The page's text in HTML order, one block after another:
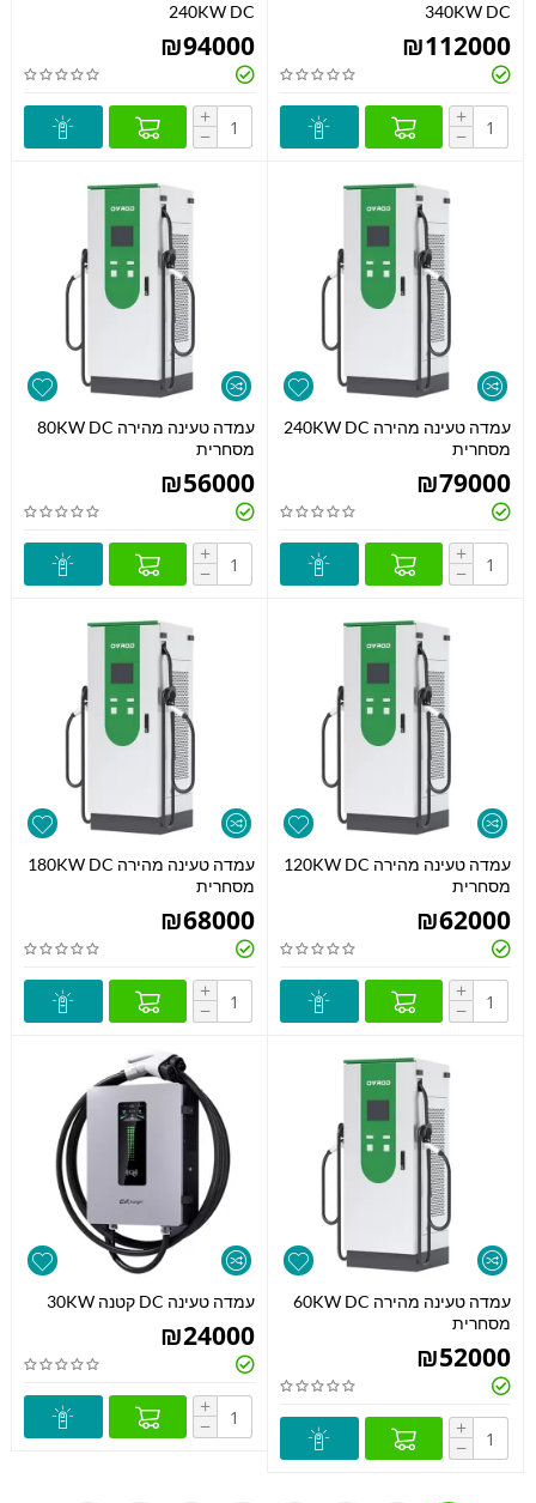
340KW DC
₪112000
+
−
240KW DC
₪94000
+
−
עמדה טעינה מהירה 240KW DC
מסחרית
₪79000
+
−
עמדה טעינה מהירה 80KW DC
מסחרית
₪56000
+
−
עמדה טעינה מהירה 120KW DC
מסחרית
₪62000
+
−
עמדה טעינה מהירה 180KW DC
מסחרית
₪68000
+
−
עמדה טעינה מהירה 60KW DC
מסחרית
₪52000
+
−
עמדה טעינה DC קטנה 30KW
₪24000
+
−